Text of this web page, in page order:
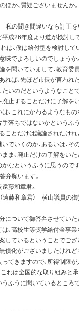
ほか、質疑ございませんか。
私の聞き間違いなら訂正
平成26年度より道が検討
は、僕は給付型を検討し
味でよろしいのでしょうか
を聞いていまして、教育委
れば、先ほど市長が言われ
いのだというようなこと
止することだけに了解を
は、これにかわるようなも
落ちではないかというふ
ことだけは議論されたけ
でいくのか、あるいは、
ま、廃止だけの了解をい
なというふうに思うのです
弁願います。
藤和章君。
遠藤和章君） 横山議員の
について御答弁させていた
、高校生等奨学給付金事
しているということでご
償化がございましたけれど
てきますので、所得制限
れは全国的な取り組みと
ふうに聞いているところ